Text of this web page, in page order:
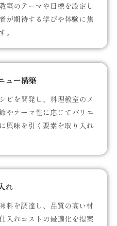
室のテーマや目標を設定し
が期待する学びや体験に焦
。
ュー構築
ピを開発し、料理教室のメ
やテーマ性に応じてバリエ
興味を引く要素を取り入れ
れ
料を調達し、品質の高い材
入れコストの最適化を提案